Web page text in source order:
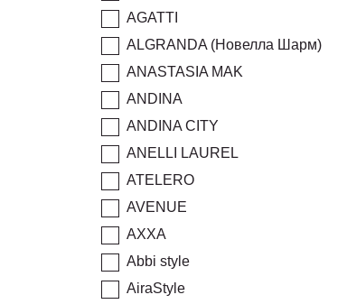
AGATTI
ALGRANDA (Новелла Шарм)
ANASTASIA MAK
ANDINA
ANDINA CITY
ANELLI LAUREL
ATELERO
AVENUE
AXXA
Abbi style
AiraStyle